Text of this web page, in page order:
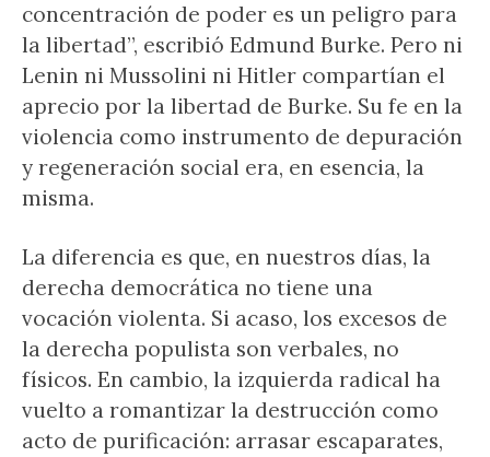
concentración de poder es un peligro para
la libertad”, escribió Edmund Burke. Pero ni
Lenin ni Mussolini ni Hitler compartían el
aprecio por la libertad de Burke. Su fe en la
violencia como instrumento de depuración
y regeneración social era, en esencia, la
misma.
La diferencia es que, en nuestros días, la
derecha democrática no tiene una
vocación violenta. Si acaso, los excesos de
la derecha populista son verbales, no
físicos. En cambio, la izquierda radical ha
vuelto a romantizar la destrucción como
acto de purificación: arrasar escaparates,